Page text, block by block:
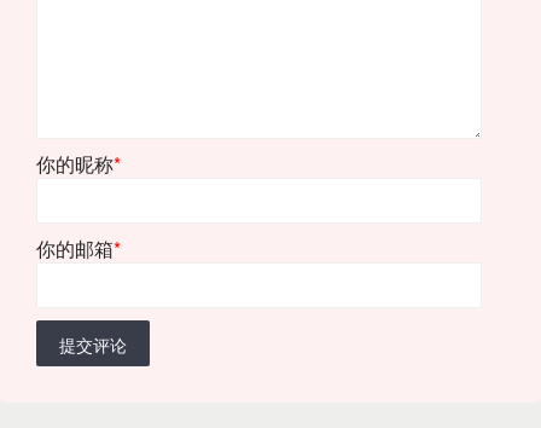
你的昵称*
你的邮箱*
提交评论